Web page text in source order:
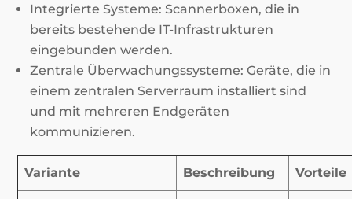
Integrierte Systeme: Scannerboxen, die in
bereits bestehende IT-Infrastrukturen
eingebunden werden.
Zentrale Überwachungssysteme: Geräte, die in
einem zentralen Serverraum installiert sind
und mit mehreren Endgeräten
kommunizieren.
Variante Beschreibung Vorteile